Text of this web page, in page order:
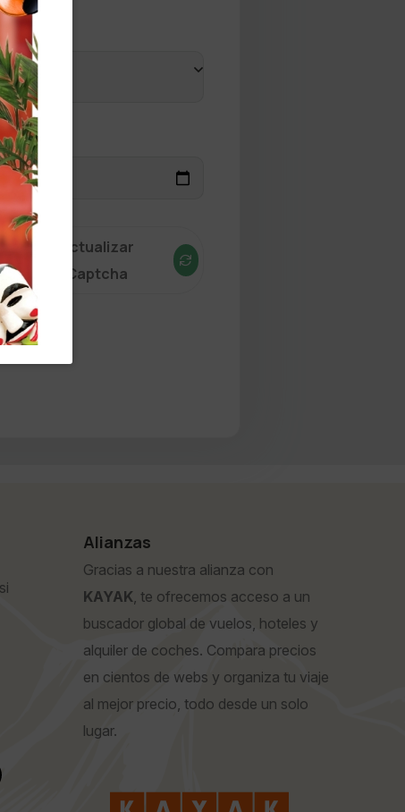
Actualizar
Captcha
Alianzas
Gracias a nuestra alianza con
KAYAK, te ofrecemos acceso a un
buscador global de vuelos, hoteles y
alquiler de coches. Compara precios
en cientos de webs y organiza tu viaje
al mejor precio, todo desde un solo
lugar.